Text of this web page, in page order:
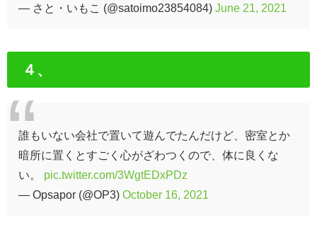
— さと・いもこ (@satoimo23854084) June 21, 2021
４、
誰もいない会社で置いて遊んでたんだけど、密室とか
暗所に置くとすごく心がざわつくので、体に良くな
い。 pic.twitter.com/3WgtEDxPDz
— Opsapor (@OP3) October 16, 2021